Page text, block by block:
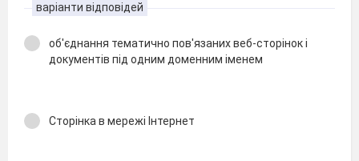
варіанти відповідей
об'єднання тематично пов'язаних веб-сторінок і
документів під одним доменним іменем
Сторінка в мережі Інтернет